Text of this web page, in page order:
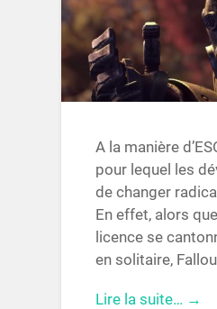
A la manière
pour lequel les
de changer
En effet, alors
licence se
en solitaire,
Lire la suite… →